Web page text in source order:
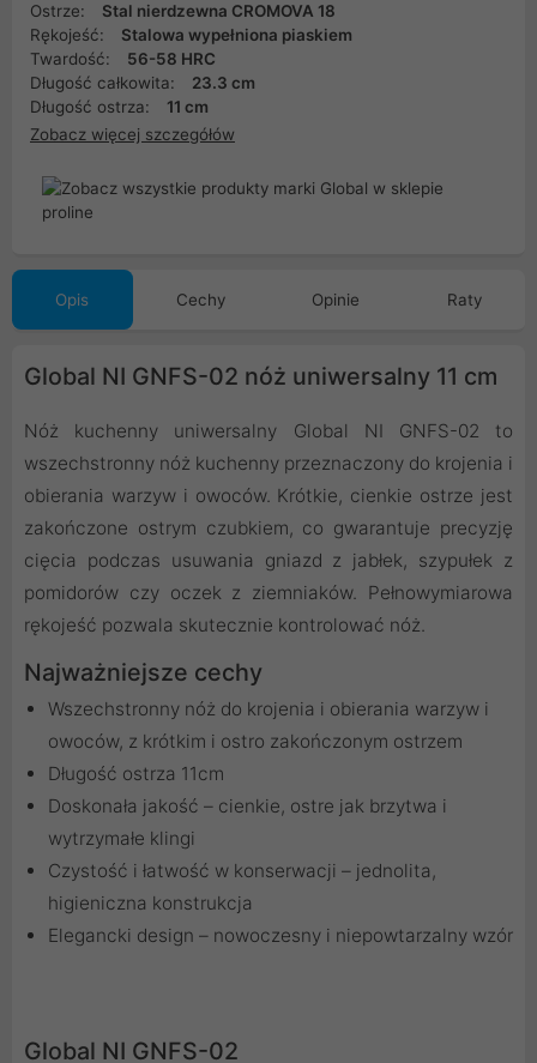
Ostrze:
Stal nierdzewna CROMOVA 18
Rękojeść:
Stalowa wypełniona piaskiem
Twardość:
56-58 HRC
Długość całkowita:
23.3 cm
Długość ostrza:
11 cm
Zobacz więcej szczegółów
Opis Cechy Opinie Raty
Global NI GNFS-02 nóż uniwersalny 11 cm
Nóż kuchenny uniwersalny Global NI GNFS-02 to
wszechstronny nóż kuchenny przeznaczony do krojenia i
obierania warzyw i owoców. Krótkie, cienkie ostrze jest
zakończone ostrym czubkiem, co gwarantuje precyzję
cięcia podczas usuwania gniazd z jabłek, szypułek z
pomidorów czy oczek z ziemniaków. Pełnowymiarowa
rękojeść pozwala skutecznie kontrolować nóż.
Najważniejsze cechy
Wszechstronny nóż do krojenia i obierania warzyw i
owoców, z krótkim i ostro zakończonym ostrzem
Długość ostrza 11cm
Doskonała jakość – cienkie, ostre jak brzytwa i
wytrzymałe klingi
Czystość i łatwość w konserwacji – jednolita,
higieniczna konstrukcja
Elegancki design – nowoczesny i niepowtarzalny wzór
Global NI GNFS-02